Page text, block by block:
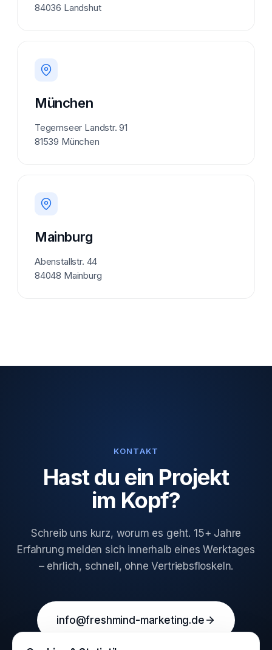
84036 Landshut
München
Tegernseer Landstr. 91
81539 München
Mainburg
Abenstallstr. 44
84048 Mainburg
KONTAKT
Hast du ein Projekt
im Kopf?
Schreib uns kurz, worum es geht. 15+ Jahre
Erfahrung melden sich innerhalb eines Werktages
– ehrlich, schnell, ohne Vertriebsfloskeln.
info@freshmind-marketing.de